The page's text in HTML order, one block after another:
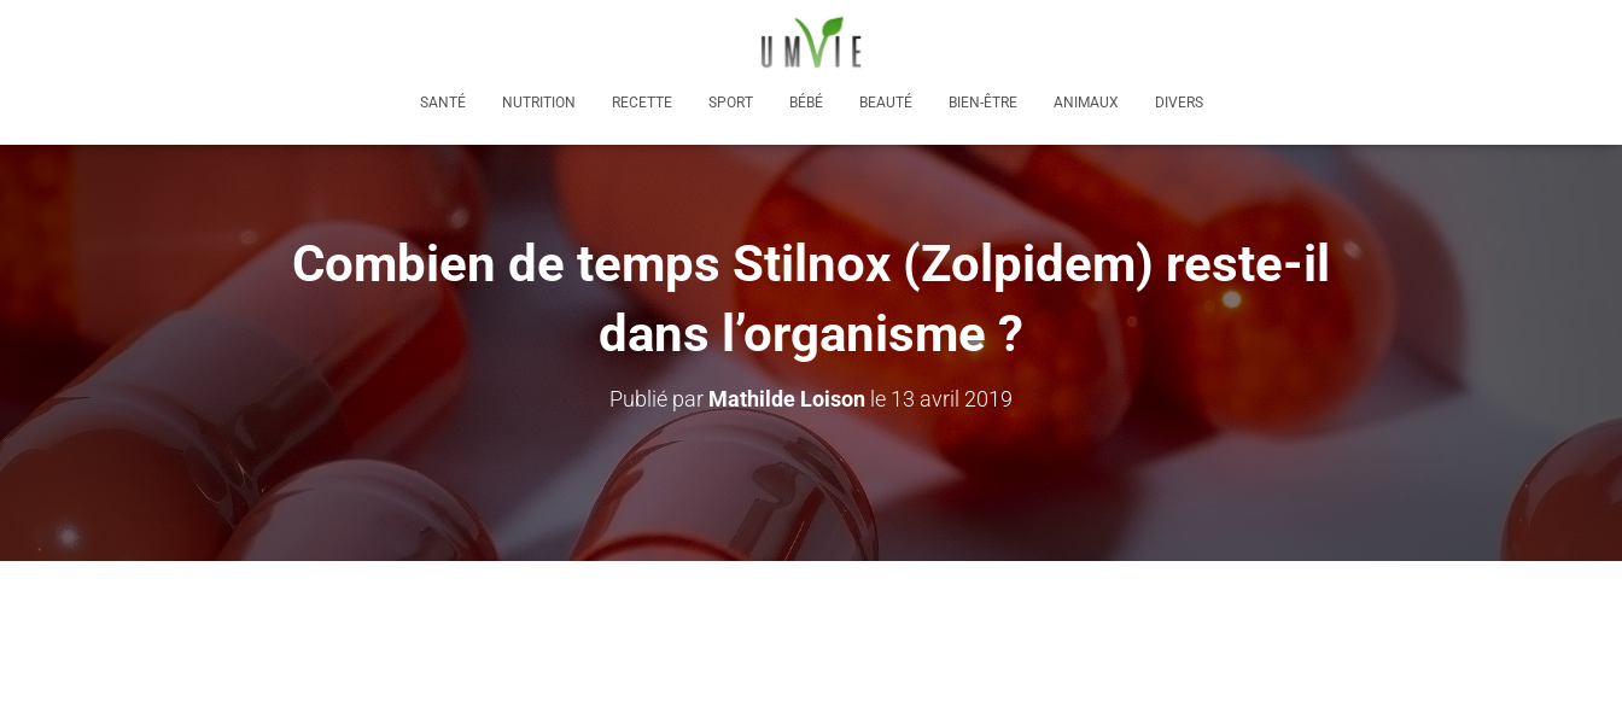
SANTÉ NUTRITION RECETTE SPORT BÉBÉ BEAUTÉ BIEN-ÊTRE ANIMAUX DIVERS
Combien de temps Stilnox (Zolpidem) reste-il
dans l’organisme ?
Publié par Mathilde Loison le 13 avril 2019